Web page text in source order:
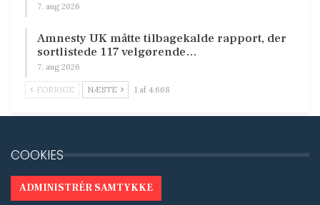
7. aug 2026
Amnesty UK måtte tilbagekalde rapport, der
sortlistede 117 velgørende…
7. aug 2026
FORRIGE NÆSTE 1 af 4.668
COOKIES
ADMINISTRÉR SAMTYKKE